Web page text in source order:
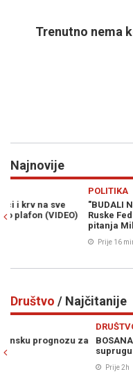
Trenutno nema
Najnovije
"BUDALI NE MOŽE
Ruske Federacije u BiH
pitanja Milana Blagojevića
Društvo / Najčitanije
BOSANAC OSTAO BEZ
suprugu na graničnom